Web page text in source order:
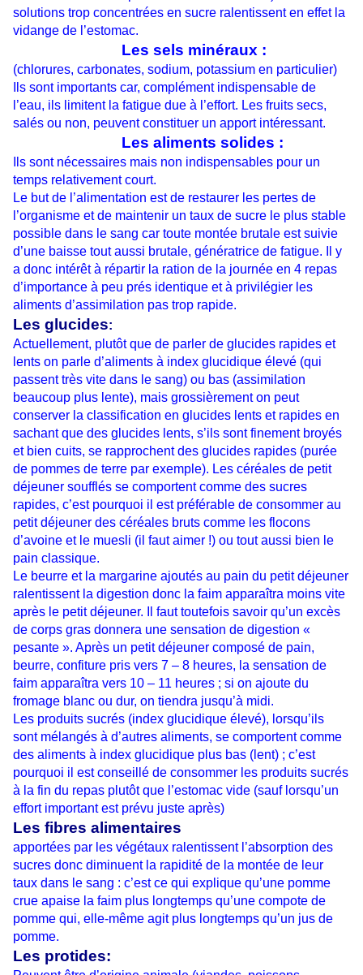
solutions trop concentrées en sucre ralentissent en effet la
vidange de l’estomac.
Les sels minéraux :
(chlorures, carbonates, sodium, potassium en particulier)
Ils sont importants car, complément indispensable de
l’eau, ils limitent la fatigue due à l’effort. Les fruits secs,
salés ou non, peuvent constituer un apport intéressant.
Les aliments solides :
Ils sont nécessaires mais non indispensables pour un
temps relativement court.
Le but de l’alimentation est de restaurer les pertes de
l’organisme et de maintenir un taux de sucre le plus stable
possible dans le sang car toute montée brutale est suivie
d’une baisse tout aussi brutale, génératrice de fatigue. Il y
a donc intérêt à répartir la ration de la journée en 4 repas
d’importance à peu prés identique et à privilégier les
aliments d’assimilation pas trop rapide.
Les glucides:
Actuellement, plutôt que de parler de glucides rapides et
lents on parle d’aliments à index glucidique élevé (qui
passent très vite dans le sang) ou bas (assimilation
beaucoup plus lente), mais grossièrement on peut
conserver la classification en glucides lents et rapides en
sachant que des glucides lents, s’ils sont finement broyés
et bien cuits, se rapprochent des glucides rapides (purée
de pommes de terre par exemple). Les céréales de petit
déjeuner soufflés se comportent comme des sucres
rapides, c’est pourquoi il est préférable de consommer au
petit déjeuner des céréales bruts comme les flocons
d’avoine et le muesli (il faut aimer !) ou tout aussi bien le
pain classique.
Le beurre et la margarine ajoutés au pain du petit déjeuner
ralentissent la digestion donc la faim apparaîtra moins vite
après le petit déjeuner. Il faut toutefois savoir qu’un excès
de corps gras donnera une sensation de digestion «
pesante ». Après un petit déjeuner composé de pain,
beurre, confiture pris vers 7 – 8 heures, la sensation de
faim apparaîtra vers 10 – 11 heures ; si on ajoute du
fromage blanc ou dur, on tiendra jusqu’à midi.
Les produits sucrés (index glucidique élevé), lorsqu’ils
sont mélangés à d’autres aliments, se comportent comme
des aliments à index glucidique plus bas (lent) ; c’est
pourquoi il est conseillé de consommer les produits sucrés
à la fin du repas plutôt que l’estomac vide (sauf lorsqu’un
effort important est prévu juste après)
Les fibres alimentaires
apportées par les végétaux ralentissent l’absorption des
sucres donc diminuent la rapidité de la montée de leur
taux dans le sang : c’est ce qui explique qu’une pomme
crue apaise la faim plus longtemps qu’une compote de
pomme qui, elle-même agit plus longtemps qu’un jus de
pomme.
Les protides: